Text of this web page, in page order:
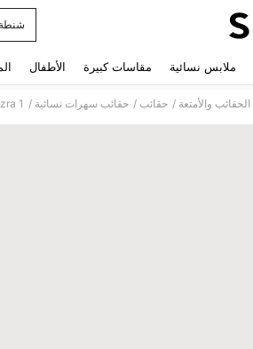
ملابس نسائية مقاسات كبيرة الأطفال
الحقائب والأمتعة / حقائب / حقائب سهرات نسائية /